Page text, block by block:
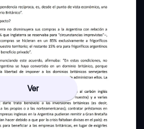
Ver